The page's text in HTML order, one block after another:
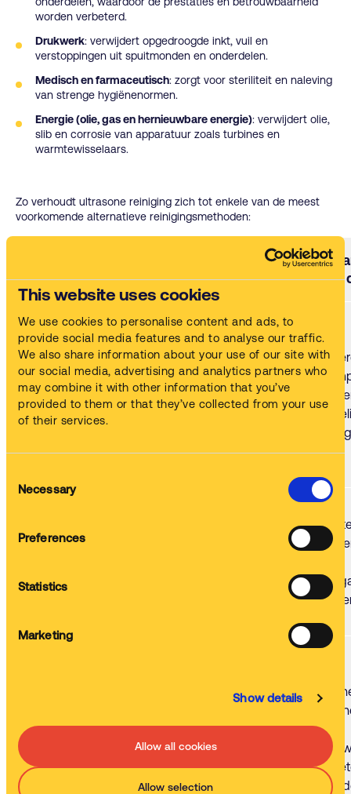
This website uses cookies
We use cookies to personalise content and ads, to
provide social media features and to analyse our traffic.
We also share information about your use of our site with
our social media, advertising and analytics partners who
may combine it with other information that you’ve
provided to them or that they’ve collected from your use
of their services.
Necessary
Preferences
Statistics
Marketing
Show details
Allow all cookies
Allow selection
worden verbeterd.
Drukwerk: verwijdert opgedroogde inkt, vuil en
verstoppingen uit spuitmonden en onderdelen.
Medisch en farmaceutisch: zorgt voor steriliteit en naleving
van strenge hygiënenormen.
Energie (olie, gas en hernieuwbare energie): verwijdert olie,
slib en corrosie van apparatuur zoals turbines en
warmtewisselaars.
Zo verhoudt ultrasone reiniging zich tot enkele van de meest
voorkomende alternatieve reinigingsmethoden:
het
Onderdompeling /
Dompelreiniging
Onderdelen worden
ondergedompeld in
een verwarmde
reinigingsoplossing
zonder roeren, maar
het reinigen vereist
agressieve
reinigingsmiddelen
verontreinigingen te
Handmatige reiniging
Werknemers
wattenstaafjes of
gereedschap om
onderdelen met de
hand schoon te
of
die